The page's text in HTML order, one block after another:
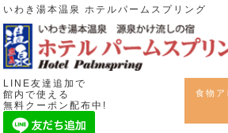
いわき湯本温泉 ホテルパームスプリング
LINE友達追加で
館内で使える
無料クーポン配布中!
食物ア